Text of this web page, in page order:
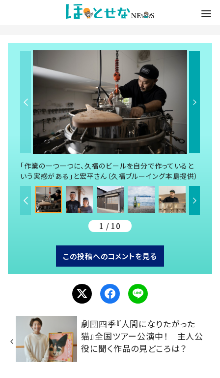
「作業の一つ一つに、久福のビールを自分で作っていると
いう実感がある」と宏平さん（久福ブルーイング本島提供）
1 / 10
この投稿へのコメントを見る
劇団四季『人間になりたがった
猫』全国ツアー公演中！ 主人公
役に聞く作品の見どころは？